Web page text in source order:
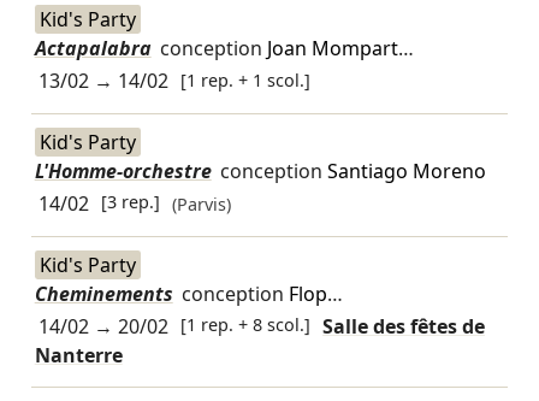
Kid's Party
Actapalabra conception Joan Mompart…
13/02→ 14/02 [1 rep. + 1 scol.]
Kid's Party
L'Homme-orchestre conception Santiago Moreno
14/02 [3 rep.] (Parvis)
Kid's Party
Cheminements conception Flop…
14/02→ 20/02 [1 rep. + 8 scol.] Salle des fêtes de
Nanterre